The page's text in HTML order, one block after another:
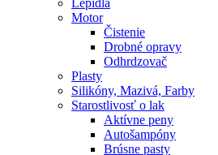
Lepidlá
Motor
Čistenie
Drobné opravy
Odhrdzovač
Plasty
Silikóny, Mazivá, Farby
Starostlivosť o lak
Aktívne peny
Autošampóny
Brúsne pasty